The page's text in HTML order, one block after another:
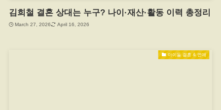
김희철 결혼 상대는 누구? 나이·재산·활동 이력 총정리
March 27, 2026 April 16, 2026
아이돌 결혼 & 연애